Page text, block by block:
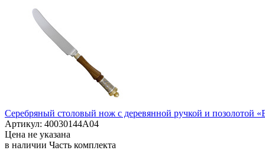
Серебряный столовый нож с деревянной ручкой и позолотой
Артикул: 40030144А04
Цена не указана
в наличии Часть комплекта